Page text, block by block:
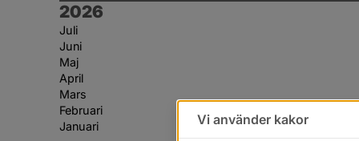
År:
2026
Juli
Juni
Maj
April
Mars
Februari
Januari
Vi använder kakor